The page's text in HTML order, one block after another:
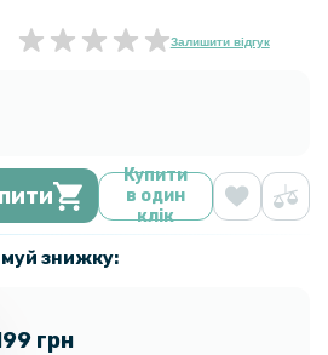
Залишити відгук
Купити
в один
клік
знижку:
грн